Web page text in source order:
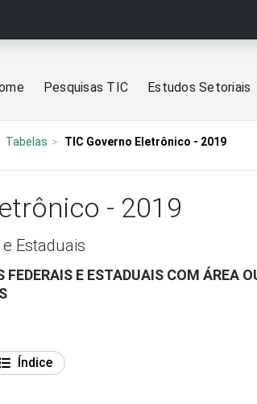
Pesquisas TIC Estudos Setoriais
Tabelas TIC Governo Eletrônico - 2019
- 2019
Estaduais
FEDERAIS E ESTADUAIS COM ÁREA
Índice